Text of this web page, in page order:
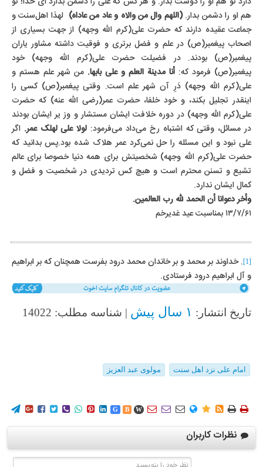
هم او را دشمن بدار.(اللهم وال من والاه و عاد من عاداه)لهذا اهل‌سنت و
جماعت عقیده دارند که حضرت علی(کرم الله وجهه) از جهت بسیاری از
اصحاب پیغمبر(ص) در علم و فضل برتری و فوقیت داشته مشاور یاران
پیغمبر(ص) بودند.در فضیلت حضرت على(کرم الله وجهه) خود
پیغمبر(ص) فرمود که:أنا مدینة العلم و على بابها.من شهر علم هستم و
على(کرم الله وجهه) دَرِ آن شهر علم است. وقتی پیغمبر(ص) کسی را
اینقدر تجلیل بکند، و خود خلفا، حضرت عمر(رضی الله عنه) که حضرت
على(کرم الله وجهه) در دوره خلافت ایشان مستشار و وز یر ایشان بودند
در مسائل، وقتی که اشتباه رخ می‌داد می‌فرمود: لولا على لهلک عمر.اگر
علی نبود و این مسئله را حل نمی‌کرد عمر هلاک شده بود.پس بدانید که
حضرت على(کرم الله وجهه) شخصیتش برای همه دنیا خصوصا برای عالم
تشیع و تسنن محترم است و هیچ کس تردیدی در شخصیت و فضل و
کمال ایشان ندارد.
وأخر دعوانا أن الحمد لله رب العالمین.
۱۳/۷/۶۱ بمناسبت عید غدیرخم
[1]. خداوند بر محمد و بر خاندان محمد درود بفرست همچنان که بر ابراهیم
و آل ابراهیم درود فرستادی.
تاریخ انتشار: ۱ سال پیش | شناسه مطلب: 14022
امام علی نزد اهل سنت مولوی عبد العزیز
        G B W        
نظرات کاربران